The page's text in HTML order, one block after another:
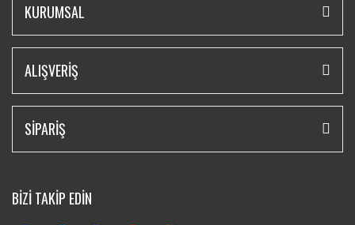
KURUMSAL
ALIŞVERİŞ
SİPARİŞ
BİZİ TAKİP EDİN